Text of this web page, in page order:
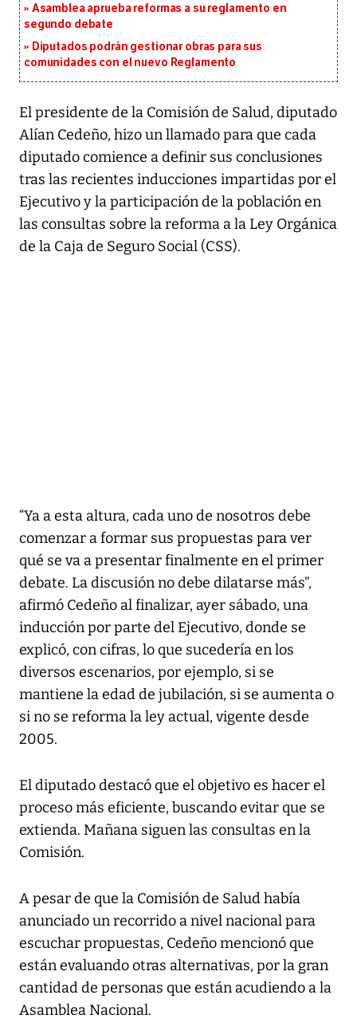
Asamblea aprueba reformas a su reglamento en
segundo debate
Diputados podrán gestionar obras para sus
comunidades con el nuevo Reglamento
El presidente de la Comisión de Salud, diputado
Alían Cedeño, hizo un llamado para que cada
diputado comience a definir sus conclusiones
tras las recientes inducciones impartidas por el
Ejecutivo y la participación de la población en
las consultas sobre la reforma a la Ley Orgánica
de la Caja de Seguro Social (CSS).
“Ya a esta altura, cada uno de nosotros debe
comenzar a formar sus propuestas para ver
qué se va a presentar finalmente en el primer
debate. La discusión no debe dilatarse más”,
afirmó Cedeño al finalizar, ayer sábado, una
inducción por parte del Ejecutivo, donde se
explicó, con cifras, lo que sucedería en los
diversos escenarios, por ejemplo, si se
mantiene la edad de jubilación, si se aumenta o
si no se reforma la ley actual, vigente desde
2005.
El diputado destacó que el objetivo es hacer el
proceso más eficiente, buscando evitar que se
extienda. Mañana siguen las consultas en la
Comisión.
A pesar de que la Comisión de Salud había
anunciado un recorrido a nivel nacional para
escuchar propuestas, Cedeño mencionó que
están evaluando otras alternativas, por la gran
cantidad de personas que están acudiendo a la
Asamblea Nacional.